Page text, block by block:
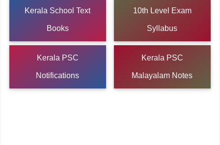
Kerala School Text
Books
10th Level Exam
Syllabus
Kerala PSC
Notifications
Kerala PSC
Malayalam Notes